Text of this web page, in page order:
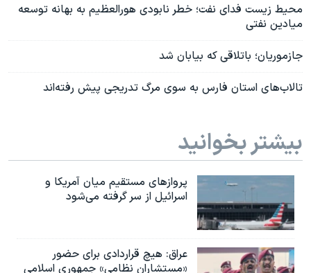
محیط زیست فدای نفت؛ خطر نابودی هورالعظیم به بهانه توسعه
میادین نفتی
جازموریان؛ باتلاقی که بیابان شد
تالاب‌های استان فارس به سوی مرگ تدریجی پیش رفته‌اند
بیشتر بخوانید
پروازهای مستقیم میان آمریکا و
اسرائیل از سر گرفته می‌شود
عراق: هیچ قراردادی برای حضور
«مستشاران نظامی» جمهوری اسلامی